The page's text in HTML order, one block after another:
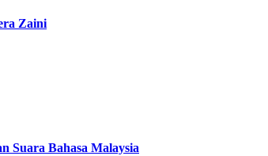
Zaini
Suara Bahasa Malaysia